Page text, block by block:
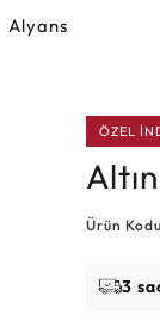
Alyans
ÖZEL
Ürün
3